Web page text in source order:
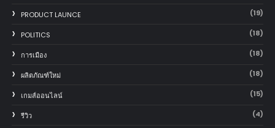
PRODUCT LAUNCE (19)
POLITICS (18)
การเมือง (18)
ผลิตภัณฑ์ใหม่ (18)
เกมส์ออนไลน์ (15)
รีวิว (4)